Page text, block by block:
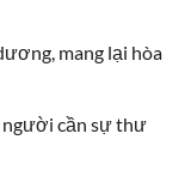
mang lại hòa
cần sự thư